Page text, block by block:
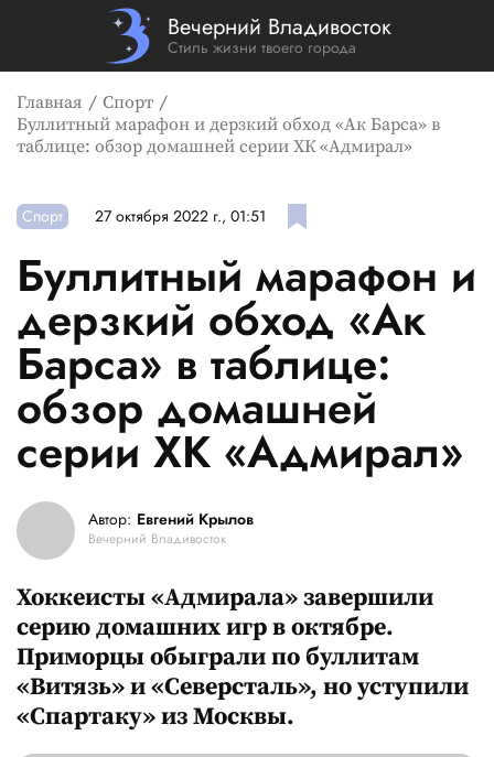
Вечерний Владивосток
Стиль жизни твоего города
Главная
Спорт
Буллитный марафон и дерзкий обход «Ак Барса» в
таблице: обзор домашней серии ХК «Адмирал»
Спорт 27 октября 2022 г., 01:51
Буллитный марафон и
дерзкий обход «Ак
Барса» в таблице:
обзор домашней
серии ХК «Адмирал»
Автор: Евгений Крылов
Вечерний Владивосток
Хоккеисты «Адмирала» завершили
серию домашних игр в октябре.
Приморцы обыграли по буллитам
«Витязь» и «Северсталь», но уступили
«Спартаку» из Москвы.